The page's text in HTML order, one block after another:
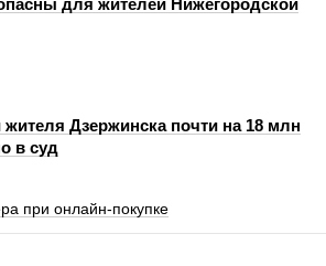
Дзержинска почти на 18 млн
в суд
при онлайн-покупке